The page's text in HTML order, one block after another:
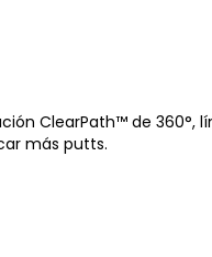
ClearPath™ de
más putts.